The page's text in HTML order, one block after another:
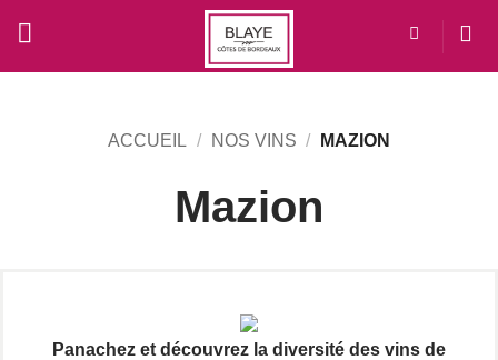
contenu
ACCUEIL / NOS VINS / MAZION
Mazion
Panachez et découvrez la diversité des vins de